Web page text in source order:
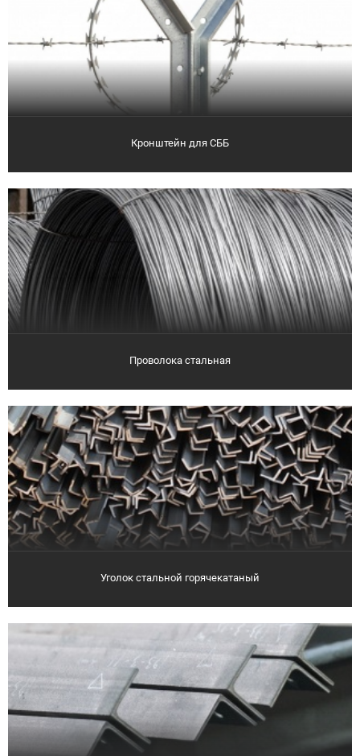
Кронштейн для СББ
Проволока стальная
Уголок стальной горячекатаный